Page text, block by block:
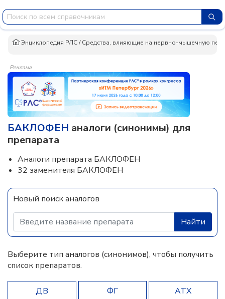
Энциклопедия РЛС/Средства, влияющие на нервно-мышечную
Реклама
БАКЛОФЕН аналоги (синонимы) для
препарата
Аналоги препарата БАКЛОФЕН
32 заменителя БАКЛОФЕН
Новый поиск аналогов
Найти
Выберите тип аналогов (синонимов), чтобы получить
список препаратов.
ДВ ФГ АТХ